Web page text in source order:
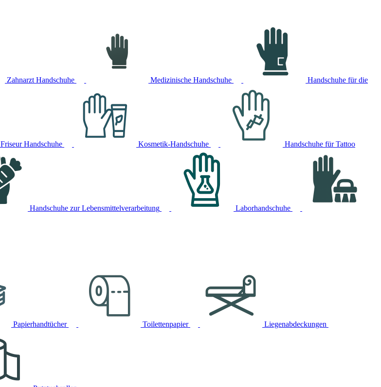
Zahnarzt Handschuhe Medizinische Handschuhe Handschuhe für die
Friseur Handschuhe Kosmetik-Handschuhe Handschuhe für Tattoo
Handschuhe zur Lebensmittelverarbeitung
Laborhandschuhe
Papierhandtücher Toilettenpapier Liegenabdeckungen